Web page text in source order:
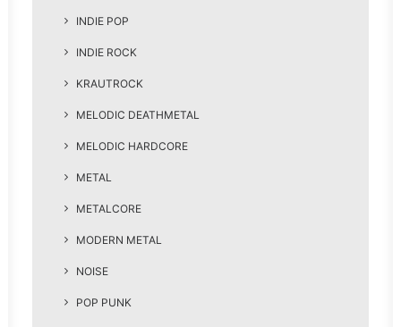
INDIE POP
INDIE ROCK
KRAUTROCK
MELODIC DEATHMETAL
MELODIC HARDCORE
METAL
METALCORE
MODERN METAL
NOISE
POP PUNK